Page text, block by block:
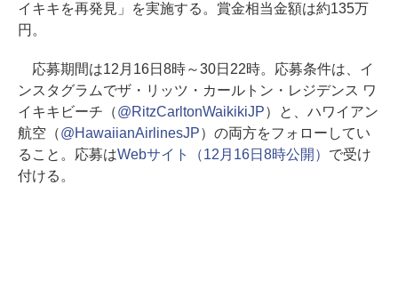
イキキを再発見」を実施する。賞金相当金額は約135万
円。
応募期間は12月16日8時～30日22時。応募条件は、イ
ンスタグラムでザ・リッツ・カールトン・レジデンス ワ
イキキビーチ（@RitzCarltonWaikikiJP）と、ハワイアン
航空（@HawaiianAirlinesJP）の両方をフォローしてい
ること。応募はWebサイト（12月16日8時公開） で受け
付ける。